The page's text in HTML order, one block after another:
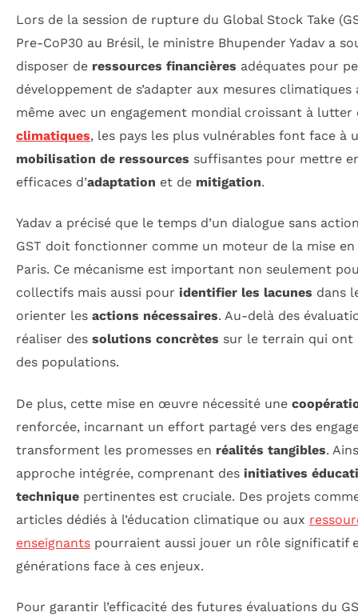
Lors de la session de rupture du Global Stock Take
Pre-CoP30 au Brésil, le ministre Bhupender Yadav a
disposer de ressources financières adéquates pour
développement de s’adapter aux mesures
même avec un engagement mondial croissant à
climatiques, les pays les plus vulnérables font face à
mobilisation de ressources suffisantes pour mettre
efficaces d’adaptation et de mitigation.
Yadav a précisé que le temps d’un dialogue sans
GST doit fonctionner comme un moteur de la mise
Paris. Ce mécanisme est important non seulement
collectifs mais aussi pour identifier les lacunes dans
orienter les actions nécessaires. Au-delà des
réaliser des solutions concrètes sur le terrain qui ont
des populations.
De plus, cette mise en œuvre nécessité une
renforcée, incarnant un effort partagé vers des
transforment les promesses en réalités tangibles.
approche intégrée, comprenant des initiatives
technique pertinentes est cruciale. Des projets
articles dédiés à l’éducation climatique ou aux
enseignants pourraient aussi jouer un rôle significatif
générations face à ces enjeux.
Pour garantir l’efficacité des futures évaluations du